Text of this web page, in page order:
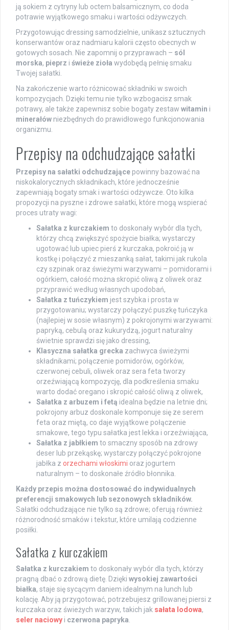
ją sokiem z cytryny lub octem balsamicznym, co doda
potrawie wyjątkowego smaku i wartości odżywczych.
Przygotowując dressing samodzielnie, unikasz sztucznych
konserwantów oraz nadmiaru kalorii często obecnych w
gotowych sosach. Nie zapomnij o przyprawach – sól
morska, pieprz i świeże zioła wydobędą pełnię smaku
Twojej sałatki.
Na zakończenie warto różnicować składniki w swoich
kompozycjach. Dzięki temu nie tylko wzbogacisz smak
potrawy, ale także zapewnisz sobie bogaty zestaw witamin i
minerałów niezbędnych do prawidłowego funkcjonowania
organizmu.
Przepisy na odchudzające sałatki
Przepisy na sałatki odchudzające powinny bazować na
niskokalorycznych składnikach, które jednocześnie
zapewniają bogaty smak i wartości odżywcze. Oto kilka
propozycji na pyszne i zdrowe sałatki, które mogą wspierać
proces utraty wagi:
Sałatka z kurczakiem to doskonały wybór dla tych,
którzy chcą zwiększyć spożycie białka; wystarczy
ugotować lub upiec pierś z kurczaka, pokroić ją w
kostkę i połączyć z mieszanką sałat, takimi jak rukola
czy szpinak oraz świeżymi warzywami – pomidorami i
ogórkiem, całość można skropić oliwą z oliwek oraz
przyprawić według własnych upodobań,
Sałatka z tuńczykiem jest szybka i prosta w
przygotowaniu; wystarczy połączyć puszkę tuńczyka
(najlepiej w sosie własnym) z pokrojonymi warzywami:
papryką, cebulą oraz kukurydzą, jogurt naturalny
świetnie sprawdzi się jako dressing,
Klasyczna sałatka grecka zachwyca świeżymi
składnikami; połączenie pomidorów, ogórków,
czerwonej cebuli, oliwek oraz sera feta tworzy
orzeźwiającą kompozycję, dla podkreślenia smaku
warto dodać oregano i skropić całość oliwą z oliwek,
Sałatka z arbuzem i fetą idealna będzie na letnie dni;
pokrojony arbuz doskonale komponuje się ze serem
feta oraz miętą, co daje wyjątkowe połączenie
smakowe, tego typu sałatka jest lekka i orzeźwiająca,
Sałatka z jabłkiem to smaczny sposób na zdrowy
deser lub przekąskę; wystarczy połączyć pokrojone
jabłka z orzechami włoskimi oraz jogurtem
naturalnym – to doskonałe źródło błonnika.
Każdy przepis można dostosować do indywidualnych
preferencji smakowych lub sezonowych składników.
Sałatki odchudzające nie tylko są zdrowe; oferują również
różnorodność smaków i tekstur, które umilają codzienne
posiłki.
Sałatka z kurczakiem
Sałatka z kurczakiem to doskonały wybór dla tych, którzy
pragną dbać o zdrową dietę. Dzięki wysokiej zawartości
białka, staje się sycącym daniem idealnym na lunch lub
kolację. Aby ją przygotować, potrzebujesz grillowanej piersi z
kurczaka oraz świeżych warzyw, takich jak sałata lodowa,
seler naciowy i czerwona papryka